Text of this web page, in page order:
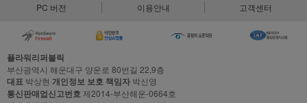
PC 버전 이용안내 고객센터
플라워리퍼블릭
부산광역시 해운대구 양운로 80번길 22,9층
대표 박상현 개인정보 보호 책임자 박신영
통신판매업신고번호제2014-부산해운-0664호